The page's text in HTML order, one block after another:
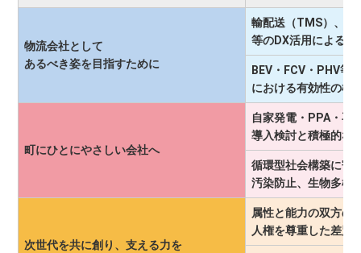
物流会社として
あるべき姿を目指すために
輸配送（TMS）、構
等のDX活用による
BEV・FCV・PHV等
における有効性の検
町にひとにやさしい会社へ
自家発電・PPA・再
導入検討と積極的な
循環型社会構築に寄
汚染防止、生物多様
次世代を共に創り、支える力を
属性と能力の双方の
人権を尊重した差別